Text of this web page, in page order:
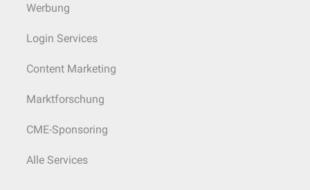
Werbung
Login Services
Content Marketing
Marktforschung
CME-Sponsoring
Alle Services